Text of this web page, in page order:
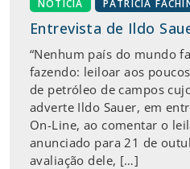
NOTÍCIA PATRICIA
Entrevista de Ildo
“Nenhum país do mundo
fazendo: leiloar aos
de petróleo de campos
adverte Ildo Sauer, em
On-Line, ao comentar o
anunciado para 21 de
avaliação dele, […]